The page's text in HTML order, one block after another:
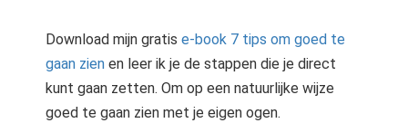
Download mijn gratis e-book 7 tips om goed te
gaan zien en leer ik je de stappen die je direct
kunt gaan zetten. Om op een natuurlijke wijze
goed te gaan zien met je eigen ogen.